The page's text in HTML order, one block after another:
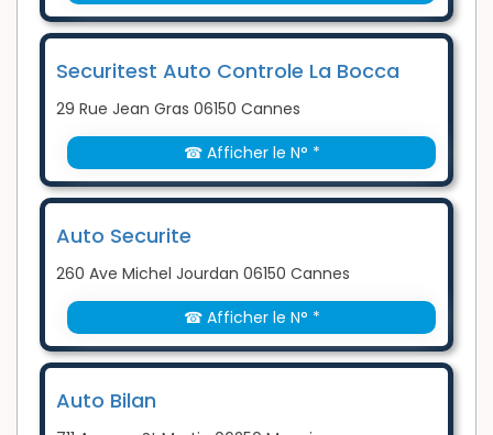
Securitest Auto Controle La Bocca
29 Rue Jean Gras 06150 Cannes
☎ Afficher le N° *
Auto Securite
260 Ave Michel Jourdan 06150 Cannes
☎ Afficher le N° *
Auto Bilan